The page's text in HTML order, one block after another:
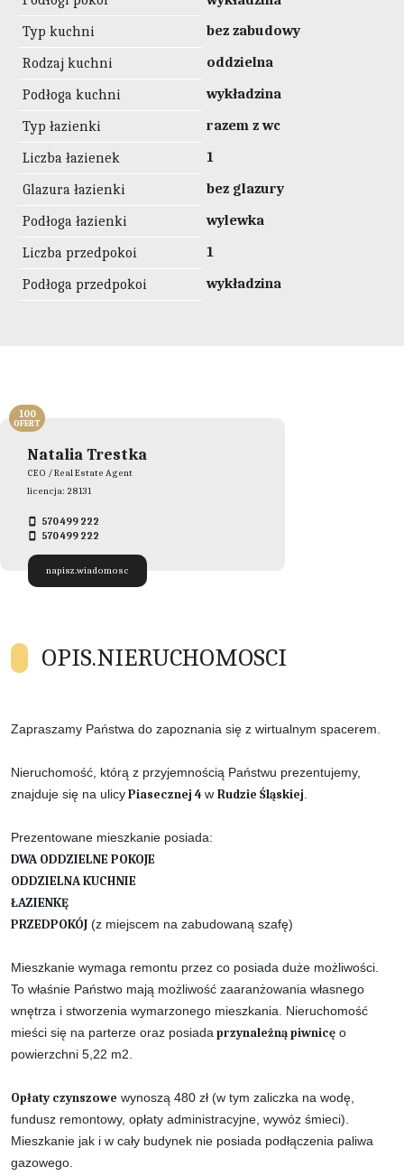
Typ kuchni
bez zabudowy
Rodzaj kuchni
oddzielna
Podłoga kuchni
wykładzina
Typ łazienki
razem z wc
Liczba łazienek
1
Glazura łazienki
bez glazury
Podłoga łazienki
wylewka
Liczba przedpokoi
1
Podłoga przedpokoi
wykładzina
Natalia Trestka
CEO / Real Estate Agent
licencja: 28131
570 499 222
570 499 222
napisz.wiadomosc
100
OFERT
OPIS.NIERUCHOMOSCI
Zapraszamy Państwa do zapoznania się z wirtualnym spacerem.
Nieruchomość, którą z przyjemnością Państwu prezentujemy,
znajduje się na ulicyPiasecznej 4w Rudzie Śląskiej.
Prezentowane mieszkanie posiada:
DWA ODDZIELNE POKOJE
ODDZIELNA KUCHNIE
ŁAZIENKĘ
PRZEDPOKÓJ (z miejscem na zabudowaną szafę)
Mieszkanie wymaga remontu przez co posiada duże możliwości.
To właśnie Państwo mają możliwość zaaranżowania własnego
wnętrza i stworzenia wymarzonego mieszkania. Nieruchomość
mieści się na parterze oraz posiadaprzynależną piwnicę o
powierzchni 5,22 m2.
Opłaty czynszowe wynoszą 480 zł (w tym zaliczka na wodę,
fundusz remontowy, opłaty administracyjne, wywóz śmieci).
Mieszkanie jak i w cały budynek nie posiada podłączenia paliwa
gazowego.